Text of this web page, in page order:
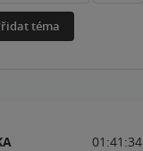
téma
01:41:34